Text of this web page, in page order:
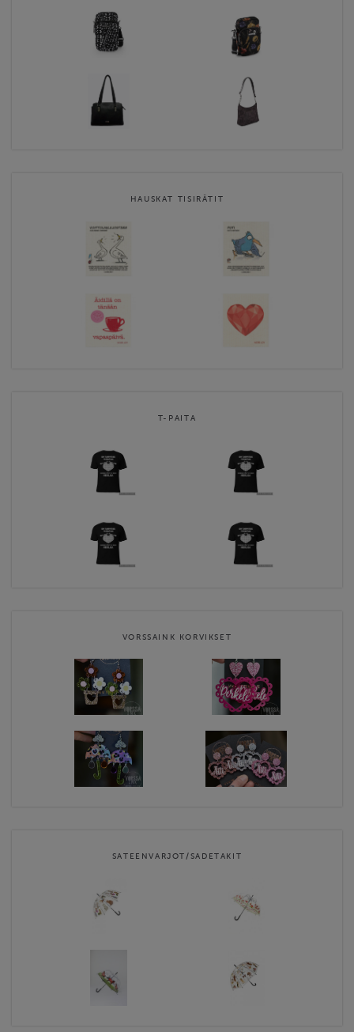
HAUSKAT TISIRÄTIT
T-PAITA
VORSSAINK KORVIKSET
SATEENVARJOT/SADETAKIT